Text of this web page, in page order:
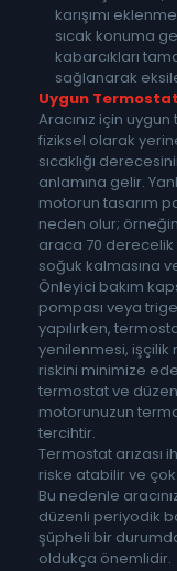
karışımı
sıcak konuma
kabarcıkları
sağlanarak
Uygun
Aracınız için
fiziksel olarak
sıcaklığı
anlamına gelir.
motorun tasarım
neden olur;
araca 70
soğuk kalmasına
Önleyici bakım
pompası veya
yapılırken,
yenilenmesi, işçilik
riskini minimize
termostat ve
motorunuzun
tercihtir.
Termostat
riske atabilir ve
Bu nedenle
düzenli periyodik
şüpheli bir
oldukça önemlidir.